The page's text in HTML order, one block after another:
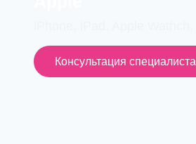
Консультация специалиста